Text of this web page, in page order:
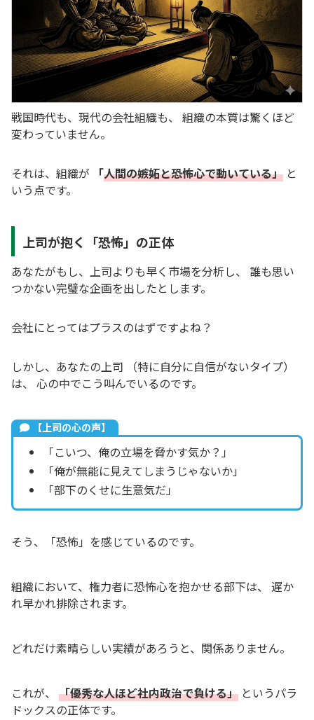
戦国時代も、現代の会社組織も、 組織の本質は驚くほど
変わっていません。
それは、組織が 「人間の嫉妬と恐怖心で動いている」 と
いう点です。
上司が抱く「恐怖」の正体
あなたがもし、上司よりも早く市場を分析し、 誰も思い
つかない完璧な企画を出したとします。
会社にとってはプラスのはずですよね？
しかし、あなたの上司 （特に自分に自信がないタイプ）
は、 心の中でこう叫んでいるのです。
【上司の心の声】
「こいつ、俺の立場を脅かす気か？」
「俺が無能に見えてしまうじゃないか」
「部下のくせに生意気だ」
そう、「恐怖」を感じているのです。
組織において、権力者に恐怖心を抱かせる部下は、 遅か
れ早かれ排除されます。
どれだけ素晴らしい実績があろうと、関係ありません。
これが、 「優秀な人ほど社内政治で負ける」 というパラ
ドックスの正体です。